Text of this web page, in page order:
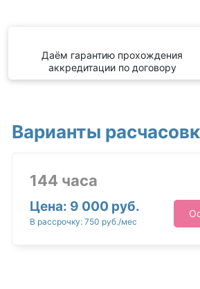
Даём гарантию прохождения
аккредитации по договору
Варианты
144 часа
Цена: 9 000 руб.
В рассрочку: 750 руб./мес